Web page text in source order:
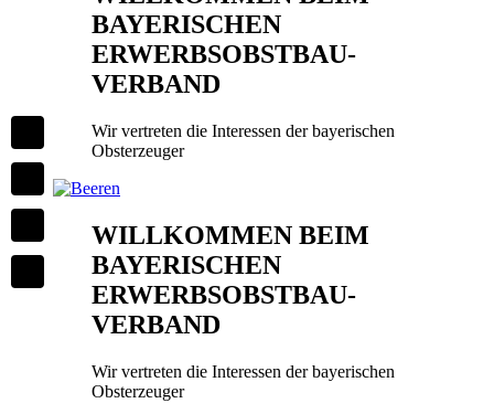
BAYERISCHEN
ERWERBSOBSTBAU-
VERBAND
Wir vertreten die Interessen der bayerischen
Obsterzeuger
WILLKOMMEN BEIM
BAYERISCHEN
ERWERBSOBSTBAU-
VERBAND
Wir vertreten die Interessen der bayerischen
Obsterzeuger